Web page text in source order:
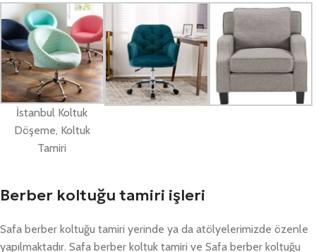
İstanbul Koltuk
Döşeme, Koltuk
Tamiri
Berber koltuğu tamiri işleri
Safa berber koltuğu tamiri yerinde ya da atölyelerimizde özenle
yapılmaktadır. Safa berber koltuk tamiri ve Safa berber koltuğu